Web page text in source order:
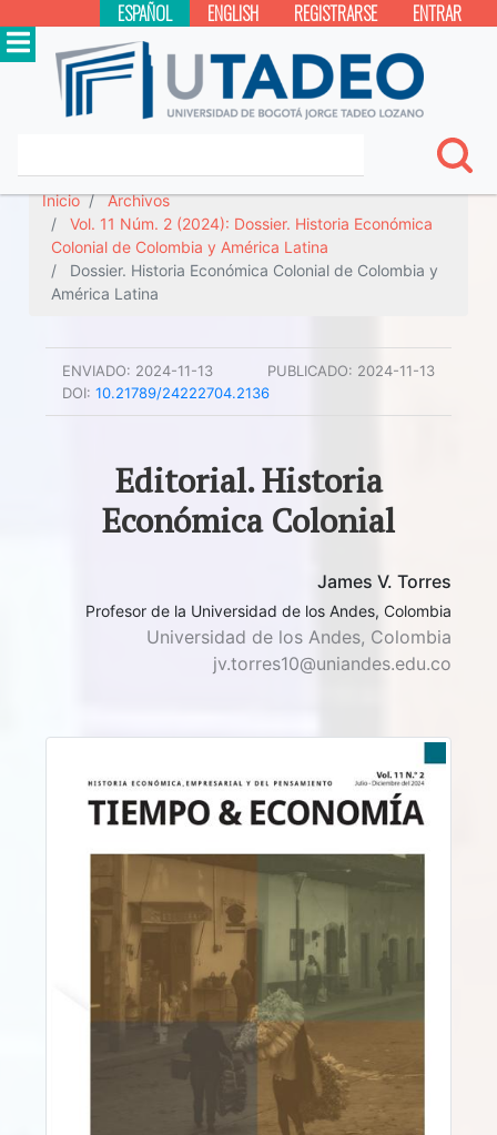
ESPAÑOL ENGLISH REGISTRARSE ENTRAR
Inicio
Archivos
Vol. 11 Núm. 2 (2024): Dossier. Historia Económica
Colonial de Colombia y América Latina
Dossier. Historia Económica Colonial de Colombia y
América Latina
ENVIADO: 2024-11-13 PUBLICADO: 2024-11-13
DOI:10.21789/24222704.2136
Editorial. Historia
Económica Colonial
James V. Torres
Profesor de la Universidad de los Andes, Colombia
Universidad de los Andes, Colombia
jv.torres10@uniandes.edu.co